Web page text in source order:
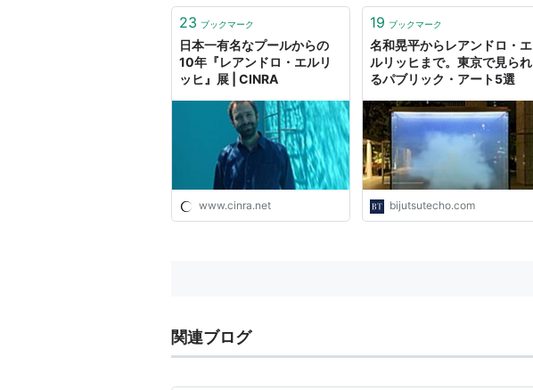
チや、ジョルジ・ワグネルが日本
23 ブックマーク
日本一有名なプールからの
10年『レアンドロ・エルリ
ッヒ』展 | CINRA
www.cinra.net
19 ブックマーク
名和晃平からレアンドロ・エ
ルリッヒまで。東京で見られ
るパブリック・アート5選
bijutsutecho.com
関連ブログ